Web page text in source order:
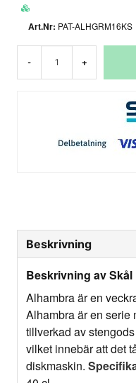
PAT-ALHGRM16KS
- +
Beskrivning
Beskrivning av
Alhambra är en
Alhambra är en serie
tillverkad av
vilket innebär att det
diskmaskin.